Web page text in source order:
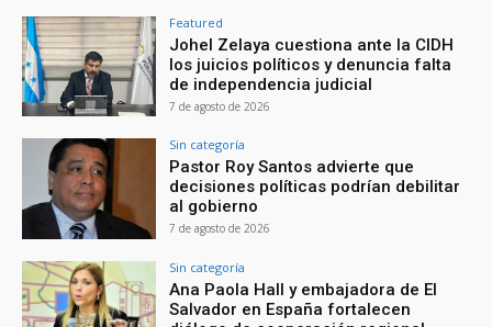
Featured
Johel Zelaya cuestiona ante la CIDH
los juicios políticos y denuncia falta
de independencia judicial
7 de agosto de 2026
Sin categoría
Pastor Roy Santos advierte que
decisiones políticas podrían debilitar
al gobierno
7 de agosto de 2026
Sin categoría
Ana Paola Hall y embajadora de El
Salvador en España fortalecen